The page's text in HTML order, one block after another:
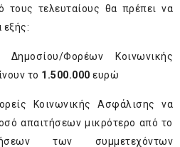
τους τελευταίους θα πρέπει να
εξής:
Φορέων Κοινωνικής
το 1.500.000 ευρώ
Κοινωνικής Ασφάλισης να
απαιτήσεων μικρότερο από το
των συμμετεχόντων